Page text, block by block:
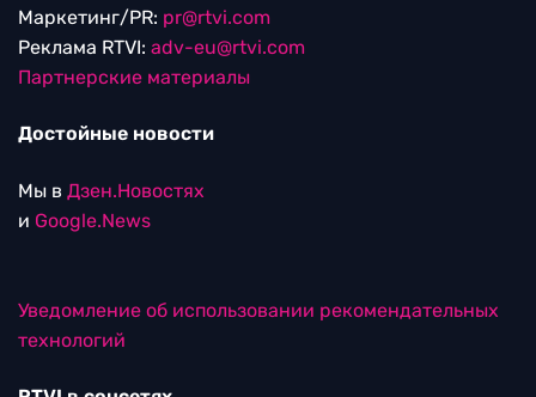
Маркетинг/PR: pr@rtvi.com
Реклама RTVI: adv-eu@rtvi.com
Партнерские материалы
Достойные новости
Мы в Дзен.Новостях
и Google.News
Уведомление об использовании рекомендательных
технологий